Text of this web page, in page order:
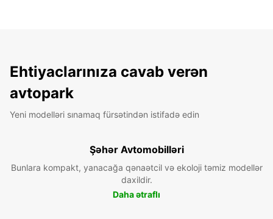
Ehtiyaclarınıza cavab verən
avtopark
Yeni modelləri sınamaq fürsətindən istifadə edin
Şəhər Avtomobilləri
Bunlara kompakt, yanacağa qənaətcil və ekoloji təmiz modellər
daxildir.
Daha ətraflı